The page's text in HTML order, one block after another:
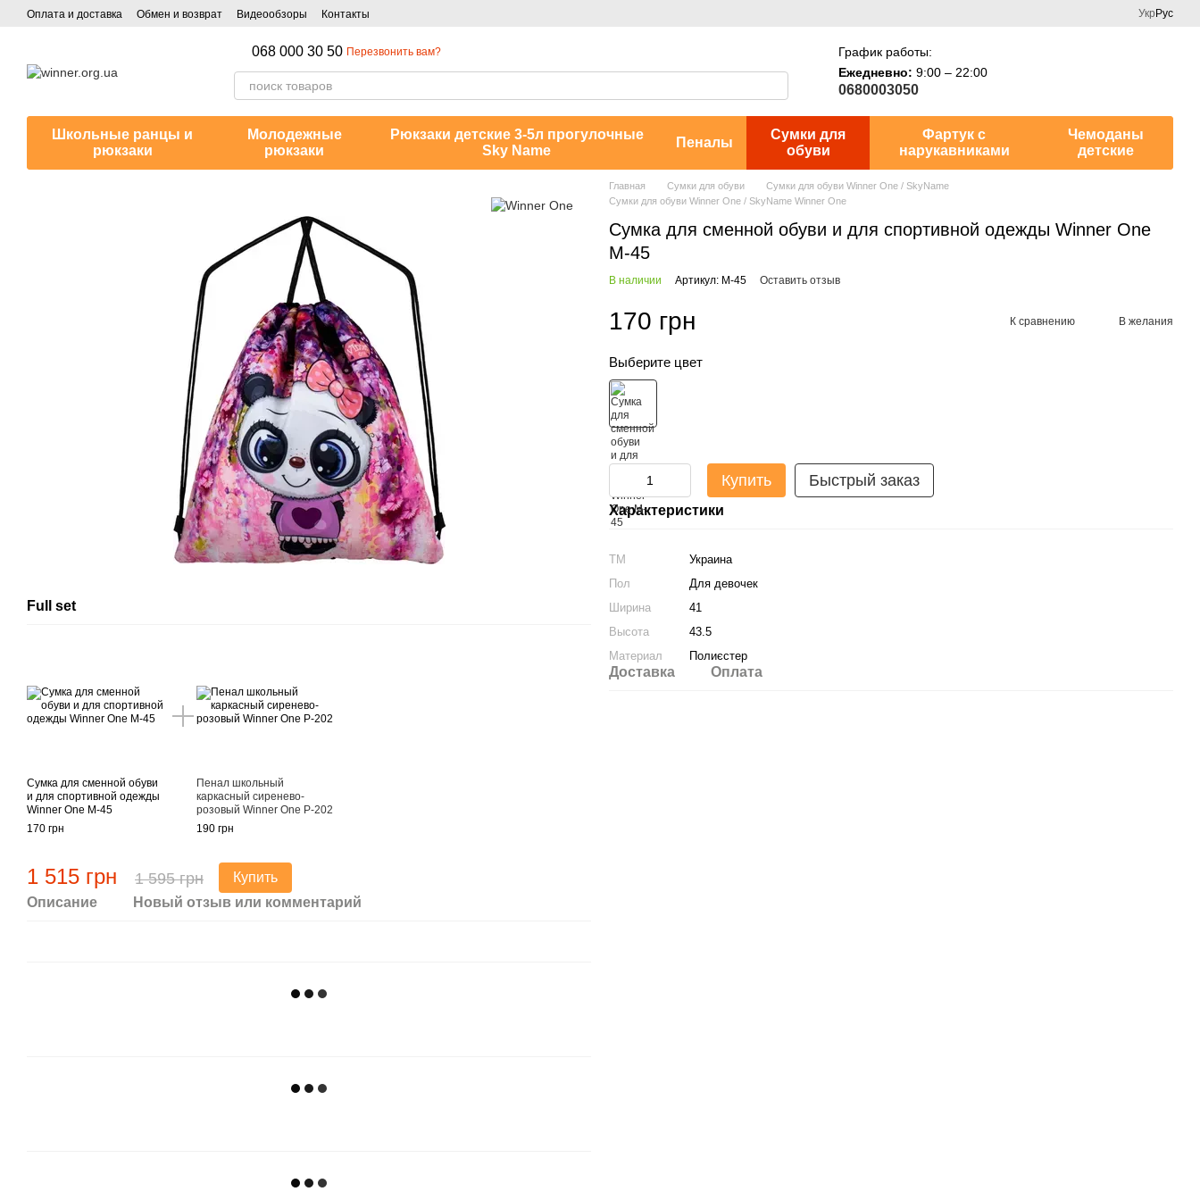
Перейти к основному контенту
Оплата и доставка Обмен и возврат Видеообзоры Контакты Укр Рус
068 000 30 50 Перезвонить вам?
График работы:
Ежедневно: 9:00 – 22:00
0680003050
Школьные ранцы и
рюкзаки
Молодежные
рюкзаки
Рюкзаки детские 3-5л прогулочные
Sky Name
Пеналы
Сумки для
обуви
Фартук с
нарукавниками
Чемоданы
детские
Full set
Сумка для сменной обуви
и для спортивной одежды
Winner One M-45
170 грн
Пенал школьный
каркасный сиренево-
розовый Winner One P-202
190 грн
1 515 грн 1 595 грн
Купить
Описание
Новый отзыв или комментарий
Главная Сумки для обуви
Сумки для обуви Winner One / SkyName
Сумки для обуви Winner One / SkyName Winner One
Сумка для сменной обуви и для спортивной одежды Winner One
M-45
В наличии Артикул: M-45 Оставить отзыв
170 грн К сравнению В желания
Выберите цвет
Купить Быстрый заказ
Характеристики
ТМ
Украина
Пол
Для девочек
Ширина
41
Высота
43.5
Материал
Полиєстер
Доставка Оплата